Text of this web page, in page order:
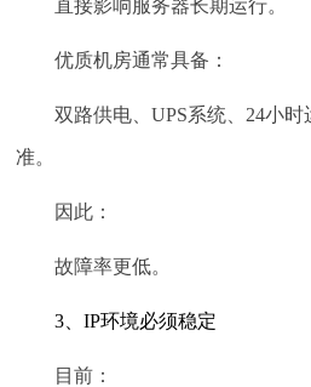
直接影响服务器长期运行。
优质机房通常具备：
双路供电、UPS系统、24小
准。
因此：
故障率更低。
3、IP环境必须稳定
目前：